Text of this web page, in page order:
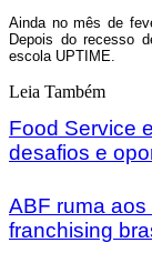
Ainda no mês de
Depois do recesso
escola UPTIME.
Leia Também
Food Service
desafios e
ABF ruma
franchising